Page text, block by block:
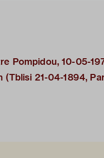
Pompidou, 10-05-
(Tblisi 21-04-1894,